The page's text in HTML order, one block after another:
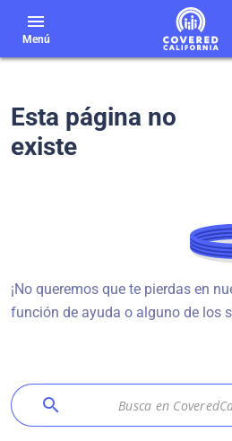
menu
Menú
Esta página no
existe
¡No queremos que te pierdas en
función de ayuda o alguno de los
search